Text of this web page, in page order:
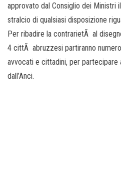
approvato dal Consiglio dei Ministri
stralcio di qualsiasi disposizione
Per ribadire la contrarietÃ al
4 cittÃ abruzzesi partiranno
avvocati e cittadini, per partecipare
dall’Anci.